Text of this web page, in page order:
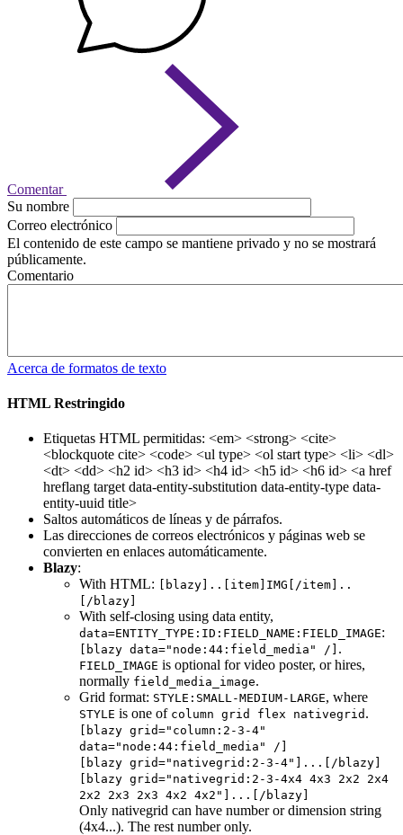
Comentar
Su nombre
Correo electrónico
El contenido de este campo se mantiene privado y no se mostrará
públicamente.
Comentario
Acerca de formatos de texto
HTML Restringido
Etiquetas HTML permitidas: <em> <strong> <cite>
<blockquote cite> <code> <ul type> <ol start type> <li> <dl>
<dt> <dd> <h2 id> <h3 id> <h4 id> <h5 id> <h6 id> <a href
hreflang target data-entity-substitution data-entity-type data-
entity-uuid title>
Saltos automáticos de líneas y de párrafos.
Las direcciones de correos electrónicos y páginas web se
convierten en enlaces automáticamente.
Blazy:
With HTML:
[blazy]..[item]IMG[/item]..
[/blazy]
With self-closing using data entity,
data=ENTITY_TYPE:ID:FIELD_NAME:FIELD_IMAGE:
[blazy data="node:44:field_media" /] .
FIELD_IMAGE is optional for video poster, or hires,
normally field_media_image.
Grid format: STYLE:SMALL-MEDIUM-LARGE, where
STYLE is one of column grid flex nativegrid .
[blazy grid="column:2-3-4"
data="node:44:field_media" /]
[blazy grid="nativegrid:2-3-4"]...[/blazy]
[blazy grid="nativegrid:2-3-4x4 4x3 2x2 2x4
2x2 2x3 2x3 4x2 4x2"]...[/blazy]
Only nativegrid can have number or dimension string
(4x4...). The rest number only.